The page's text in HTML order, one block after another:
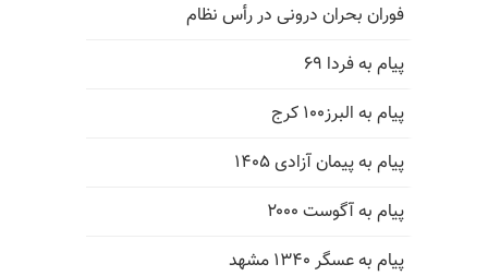
فوران بحران درونی در رأس نظام
پیام به فردا ۶۹
پیام به البرز۱۰۰ کرج
پیام به پیمان آزادی ۱۴۰۵
پیام به آگوست ۲۰۰۰
پیام به عسگر ۱۳۴۰ مشهد